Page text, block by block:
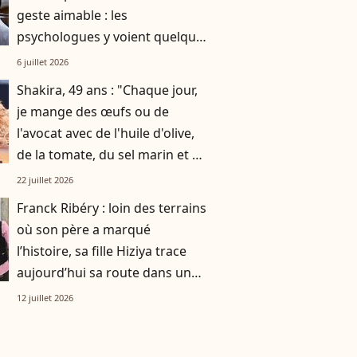
geste aimable : les
psychologues y voient quelque
chose de bien plus profond.
6 juillet 2026
Shakira, 49 ans : "Chaque jour,
je mange des œufs ou de
l'avocat avec de l'huile d'olive,
de la tomate, du sel marin et un
smoothie"
22 juillet 2026
Franck Ribéry : loin des terrains
où son père a marqué
l’histoire, sa fille Hiziya trace
aujourd’hui sa route dans un
tout autre univers
12 juillet 2026